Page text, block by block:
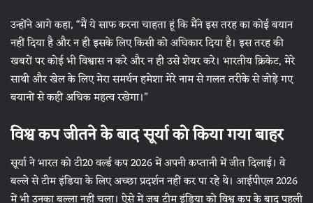
उन्होंने आगे कहा, “मैं ये साफ करना चाहता हूं कि मैंने इस तरह का कोई बयान
नहीं दिया है और न ही इसके लिए किसी को अधिकार दिया है। इस तरह की
खबरों पर कोई भी विश्वास न करे और न ही उसे शेयर करे। भारतीय क्रिकेट, मेरे
साथी और खेल के लिए मेरा समर्थन हमेशा मेरे नाम से गलत तरीके से जोड़े गए
बयानों से कहीं अधिक महत्व रखेगा।”
विश्व कप जीतने के बाद सूर्या को किया गया बाहर
सूर्या ने भारत को टी20 वर्ल्ड कप 2026 में अपनी कप्तानी में जीत दिलाई। वे
बल्ले से टीम इंडिया के लिए अच्छा प्रदर्शन नहीं कर पा रहे थे। आईपीएल 2026